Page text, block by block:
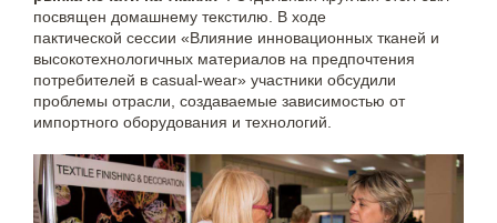
посвящен домашнему текстилю. В ходе
пактической сессии «Влияние инновационных тканей и
высокотехнологичных материалов на предпочтения
потребителей в casual-wear» участники обсудили
проблемы отрасли, создаваемые зависимостью от
импортного оборудования и технологий.